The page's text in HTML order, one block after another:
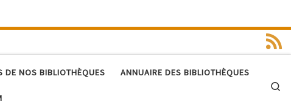
DE NOS BIBLIOTHÈQUES ANNUAIRE DES BIBLIOTHÈQUES